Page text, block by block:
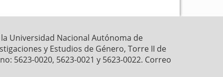
Universidad Nacional Autónoma de
y Estudios de Género, Torre II de
5623-0020, 5623-0021 y 5623-0022. Correo